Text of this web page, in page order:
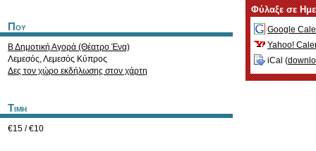
Που
Β Δημοτική Αγορά (Θέατρο Ένα)
Λεμεσός,Λεμεσός Κύπρος
Δες τον χώρο εκδήλωσης στον χάρτη
Τιμη
€15 / €10
Φύλαξε σε
Google
Yahoo!
iCal (